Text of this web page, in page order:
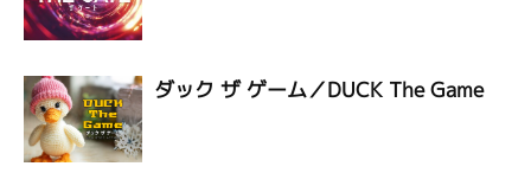
ダック ザ ゲーム／DUCK The Game